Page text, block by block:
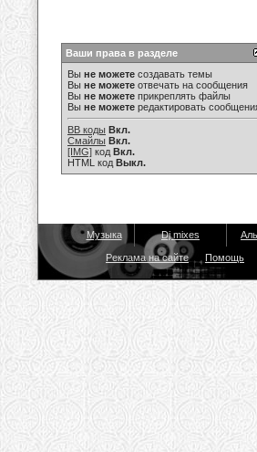
Ваши права в разделе
Вы не можете создавать темы
Вы не можете отвечать на сообщения
Вы не можете прикреплять файлы
Вы не можете редактировать
BB коды Вкл.
Смайлы Вкл.
[IMG] код Вкл.
HTML код Выкл.
Музыка Dj mixes
Реклама на сайте Помощь